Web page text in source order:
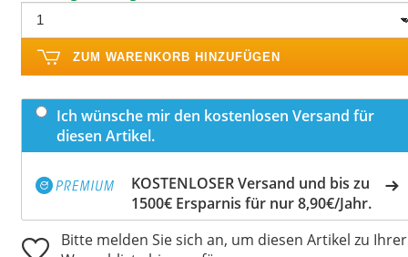
ZUM WARENKORB HINZUFÜGEN
Ich wünsche mir den kostenlosen Versand für
diesen Artikel.
KOSTENLOSER Versand und bis zu
1500€ Ersparnis für nur 8,90€/Jahr.
Bitte melden Sie sich an, um diesen Artikel zu Ihrer